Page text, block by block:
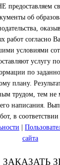
предоставляем
об
работ согласно
условиями
услугу
по
плану.
трудом, тем
написания.
в
сайта
ЗАКАЗАТЬ